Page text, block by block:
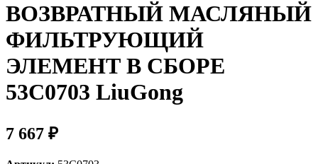
ВОЗВРАТНЫЙ МАСЛЯНЫЙ
ФИЛЬТРУЮЩИЙ
ЭЛЕМЕНТ В СБОРЕ
53C0703 LiuGong
7 667 ₽